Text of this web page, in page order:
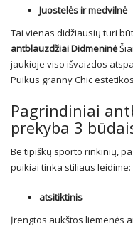
Juostelės ir medvilnė
Tai vienas didžiausių turi
antblauzdžiai Didmeninė
jaukioje viso išvaizdos
Puikus granny Chic
Pagrindiniai
prekyba 3
Be tipiškų sporto rinkinių,
puikiai tinka stiliaus leidime:
atsitiktinis
Įrengtos aukštos liemenės